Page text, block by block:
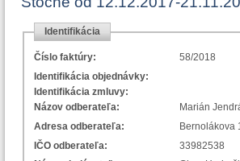
Identifikácia
Číslo faktúry:
58/2018
Identifikácia objednávky:
Identifikácia zmluvy:
Názov odberateľa:
Marián
Adresa odberateľa:
Bernolákova
IČO odberateľa:
33982538